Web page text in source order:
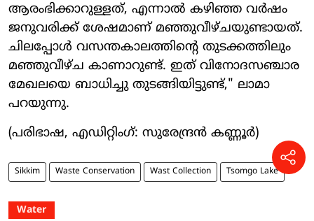
ആരംഭിക്കാറുള്ളത്, എന്നാൽ കഴിഞ്ഞ വർഷം
ജനുവരിക്ക് ശേഷമാണ് മഞ്ഞുവീഴ്ചയുണ്ടായത്.
ചിലപ്പോൾ വസന്തകാലത്തിന്റെ തുടക്കത്തിലും
മഞ്ഞുവീഴ്ച കാണാറുണ്ട്. ഇത് വിനോദസഞ്ചാര
മേഖലയെ ബാധിച്ചു തുടങ്ങിയിട്ടുണ്ട്," ലാമാ
പറയുന്നു.
(പരിഭാഷ, എഡിറ്റിംഗ്: സുരേന്ദ്രൻ കണ്ണൂർ)
Sikkim Waste Conservation Wast Collection Tsomgo Lake
Water